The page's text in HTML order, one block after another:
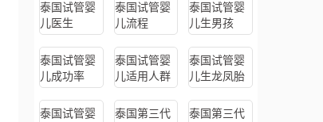
泰国试管婴
儿医生
泰国试管婴
儿流程
泰国试管婴
儿生男孩
泰国试管婴
儿成功率
泰国试管婴
儿适用人群
泰国试管婴
儿生龙凤胎
泰国试管婴
泰国第三代
泰国第三代